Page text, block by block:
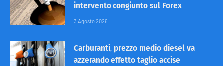
intervento congiunto sul Forex
3 Agosto 2026
Carburanti, prezzo medio diesel va
azzerando effetto taglio accise